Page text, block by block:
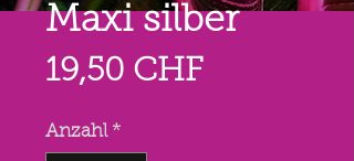
Maxi silber
19,50 CHFPreis
Anzahl *